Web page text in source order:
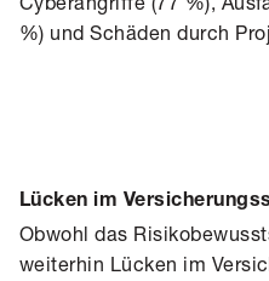
%) und Schäden durch
Lücken im
Obwohl das
weiterhin Lücken im